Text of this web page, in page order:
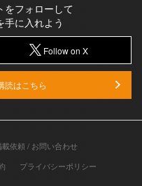
をフォローして
手に入れよう
Follow on X
読はこちら
載依頼 / お問い合わせ
プライバシーポリシー